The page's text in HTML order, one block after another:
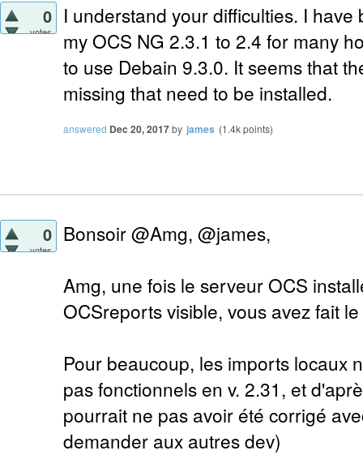
0
votes
I understand your difficulties. I
my OCS NG 2.3.1 to 2.4 for many
to use Debain 9.3.0. It seems that
missing that need to be installed.
answered Dec 20, 2017by james (1.4kpoints)
0
votes
Bonsoir @Amg, @james,
Amg, une fois le serveur OCS
OCSreports visible, vous avez fait
Pour beaucoup, les imports locaux
pas fonctionnels en v. 2.31, et
pourrait ne pas avoir été corrigé
demander aux autres dev)